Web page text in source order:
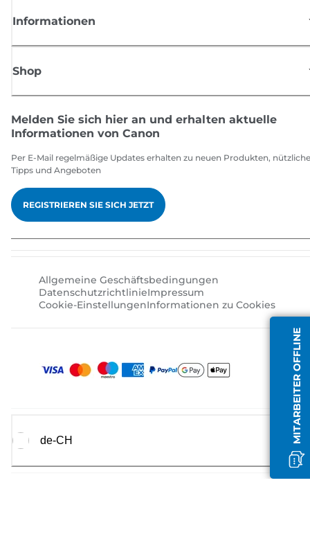
MITARBEITER OFFLINE
Informationen
Shop
Melden Sie sich hier an und erhalten aktuelle
Informationen von Canon
Per E-Mail regelmäßige Updates erhalten zu neuen Produkten,
Tipps und Angeboten
REGISTRIEREN SIE SICH JETZT
Allgemeine Geschäftsbedingungen
DatenschutzrichtlinieImpressum
Cookie-EinstellungenInformationen zu Cookies
de-CH